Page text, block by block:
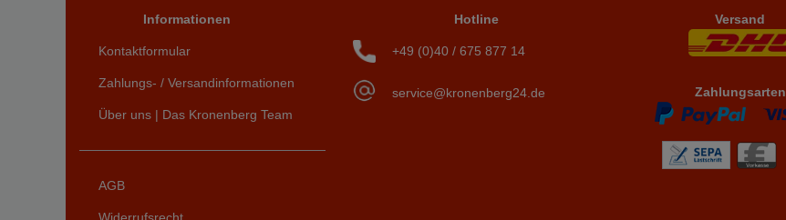
Informationen
Kontaktformular
Zahlungs- / Versandinformationen
Über uns | Das Kronenberg Team
AGB
Hotline
+49 (0)40 / 675 877 14
service@kronenberg24.de
Versand
Zahlungsarten